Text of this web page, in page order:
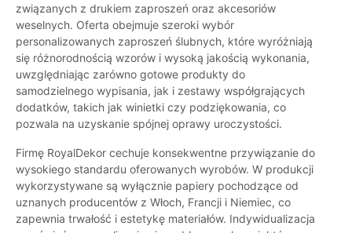
związanych z drukiem zaproszeń oraz akcesoriów
weselnych. Oferta obejmuje szeroki wybór
personalizowanych zaproszeń ślubnych, które wyróżniają
się różnorodnością wzorów i wysoką jakością wykonania,
uwzględniając zarówno gotowe produkty do
samodzielnego wypisania, jak i zestawy współgrających
dodatków, takich jak winietki czy podziękowania, co
pozwala na uzyskanie spójnej oprawy uroczystości.
Firmę RoyalDekor cechuje konsekwentne przywiązanie do
wysokiego standardu oferowanych wyrobów. W produkcji
wykorzystywane są wyłącznie papiery pochodzące od
uznanych producentów z Włoch, Francji i Niemiec, co
zapewnia trwałość i estetykę materiałów. Indywidualizacja